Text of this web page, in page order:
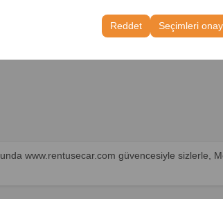
amacıyla kullanılır.
Reddet Seçimleri
www.rentusecar.com güvencesiyle sizlerle,